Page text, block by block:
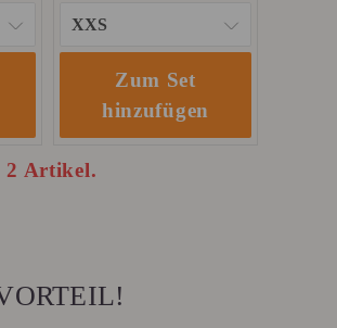
Zum Set
hinzufügen
2 Artikel.